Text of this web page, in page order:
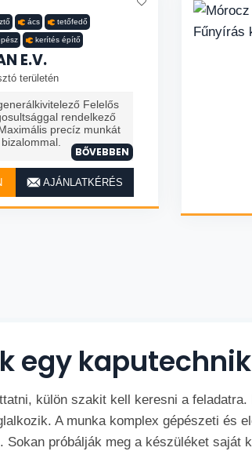
ács tetőfedő
kerítés építő
E.V.
területén
Felelős
rendelkező
precíz munkát
BŐVEBBEN
AJÁNLATKÉRÉS
egy
külön szakit kell keresni a
A munka komplex gépészeti és
Sokan próbálják meg a készüléket